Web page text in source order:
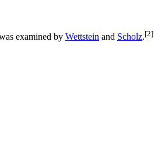
examined by Wettstein and Scholz.[2]